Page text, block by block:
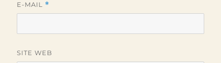
E-MAIL *
SITE WEB